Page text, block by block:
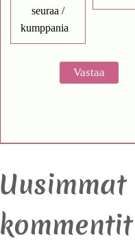
seuraa /
kumppania
Uusimmat
kommentit